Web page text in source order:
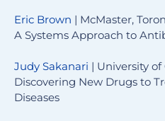
Eric Brown | McMaster,
A Systems Approach to
Judy Sakanari | University of
Discovering New Drugs to
Diseases